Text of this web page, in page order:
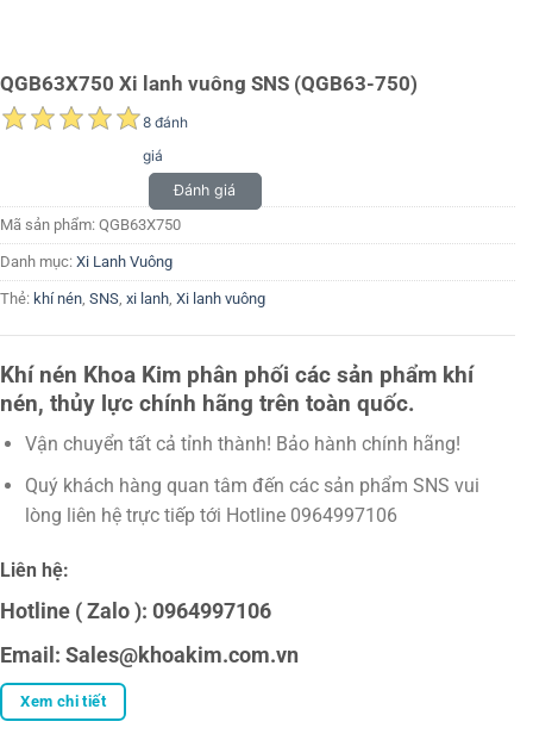
QGB63X750 Xi lanh vuông SNS (QGB63-750)
8 đánh
giá
Đánh giá
Mã sản phẩm: QGB63X750
Danh mục: Xi Lanh Vuông
Thẻ: khí nén SNS xi lanh Xi lanh vuông
Khí nén Khoa Kim phân phối các sản phẩm khí
nén, thủy lực chính hãng trên toàn quốc.
Vận chuyển tất cả tỉnh thành! Bảo hành chính hãng!
Quý khách hàng quan tâm đến các sản phẩm SNS vui
lòng liên hệ trực tiếp tới Hotline 0964997106
Liên hệ:
Hotline ( Zalo ): 0964997106
Email: Sales@khoakim.com.vn
Xem chi tiết